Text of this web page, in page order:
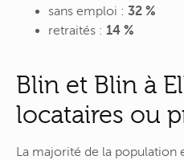
sans emploi : 32 %
retraités : 14 %
Blin et Blin à
locataires ou
La majorité de la population